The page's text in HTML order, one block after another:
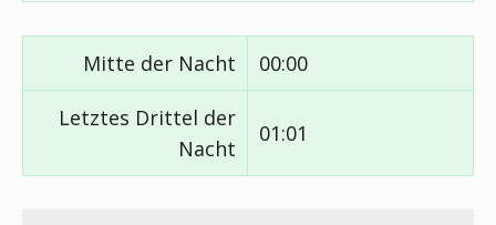
Mitte der Nacht 00:00
Letztes Drittel der
Nacht
01:01